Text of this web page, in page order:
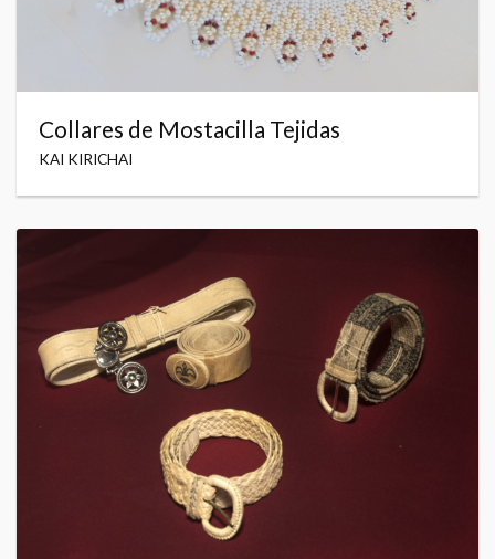
Collares de Mostacilla Tejidas
KAI KIRICHAI